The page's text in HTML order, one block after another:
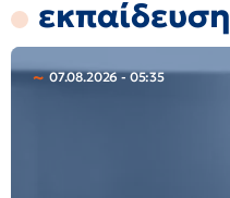
εκπαίδευση
07.08.2026 - 05:35